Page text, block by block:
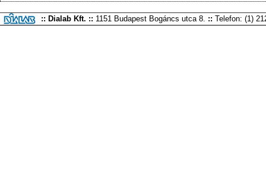
:: Dialab Kft. :: 1151 Budapest Bogáncs utca 8. :: Telefon: (1)